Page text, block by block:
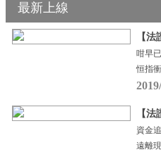
最新上線
【
咁早
恒指
【
資金
遠離